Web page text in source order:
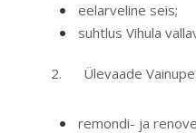
eelarveline seis;
suhtlus Vihula
2. Ülevaade
remondi- ja